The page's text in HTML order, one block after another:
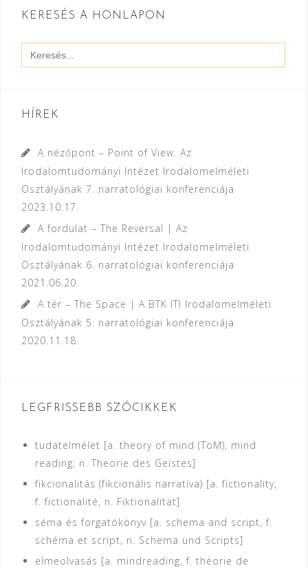
KERESÉS A HONLAPON
Search
for:
HÍREK
A nézőpont – Point of View. Az
Irodalomtudományi Intézet Irodalomelméleti
Osztályának 7. narratológiai konferenciája
2023.10.17.
A fordulat – The Reversal | Az
Irodalomtudományi Intézet Irodalomelméleti
Osztályának 6. narratológiai konferenciája
2021.06.20.
A tér – The Space | A BTK ITI Irodalomelméleti
Osztályának 5. narratológiai konferenciája
2020.11.18.
LEGFRISSEBB SZÓCIKKEK
tudatelmélet [a. theory of mind (ToM), mind
reading; n. Theorie des Geistes]
fikcionalitás (fikcionális narratíva) [a. fictionality,
f. fictionalité, n. Fiktionalität]
séma és forgatókönyv [a. schema and script, f.
schéma et script, n. Schema und Scripts]
elmeolvasás [a. mindreading, f. théorie de